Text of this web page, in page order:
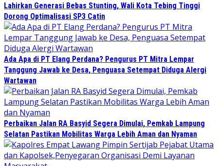
Lahirkan Generasi Bebas Stunting, Wali Kota Tebing Tinggi
Dorong Optimalisasi SP3 Catin
Ada Apa di PT Elang Perdana? Pengurus PT Mitra Lempar
Tanggung Jawab ke Desa, Penguasa Setempat Diduga Alergi
Wartawan
Perbaikan Jalan RA Basyid Segera Dimulai, Pemkab Lampung
Selatan Pastikan Mobilitas Warga Lebih Aman dan Nyaman